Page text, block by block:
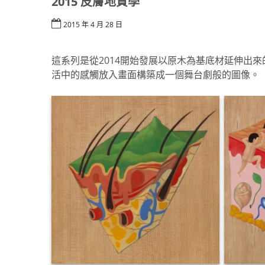
2015 年 4 月 28 日
這系列是從2014開始發展以原木為基底材延伸出
活中的感觸放入畫面構築成一個舞台劇般的圖像。